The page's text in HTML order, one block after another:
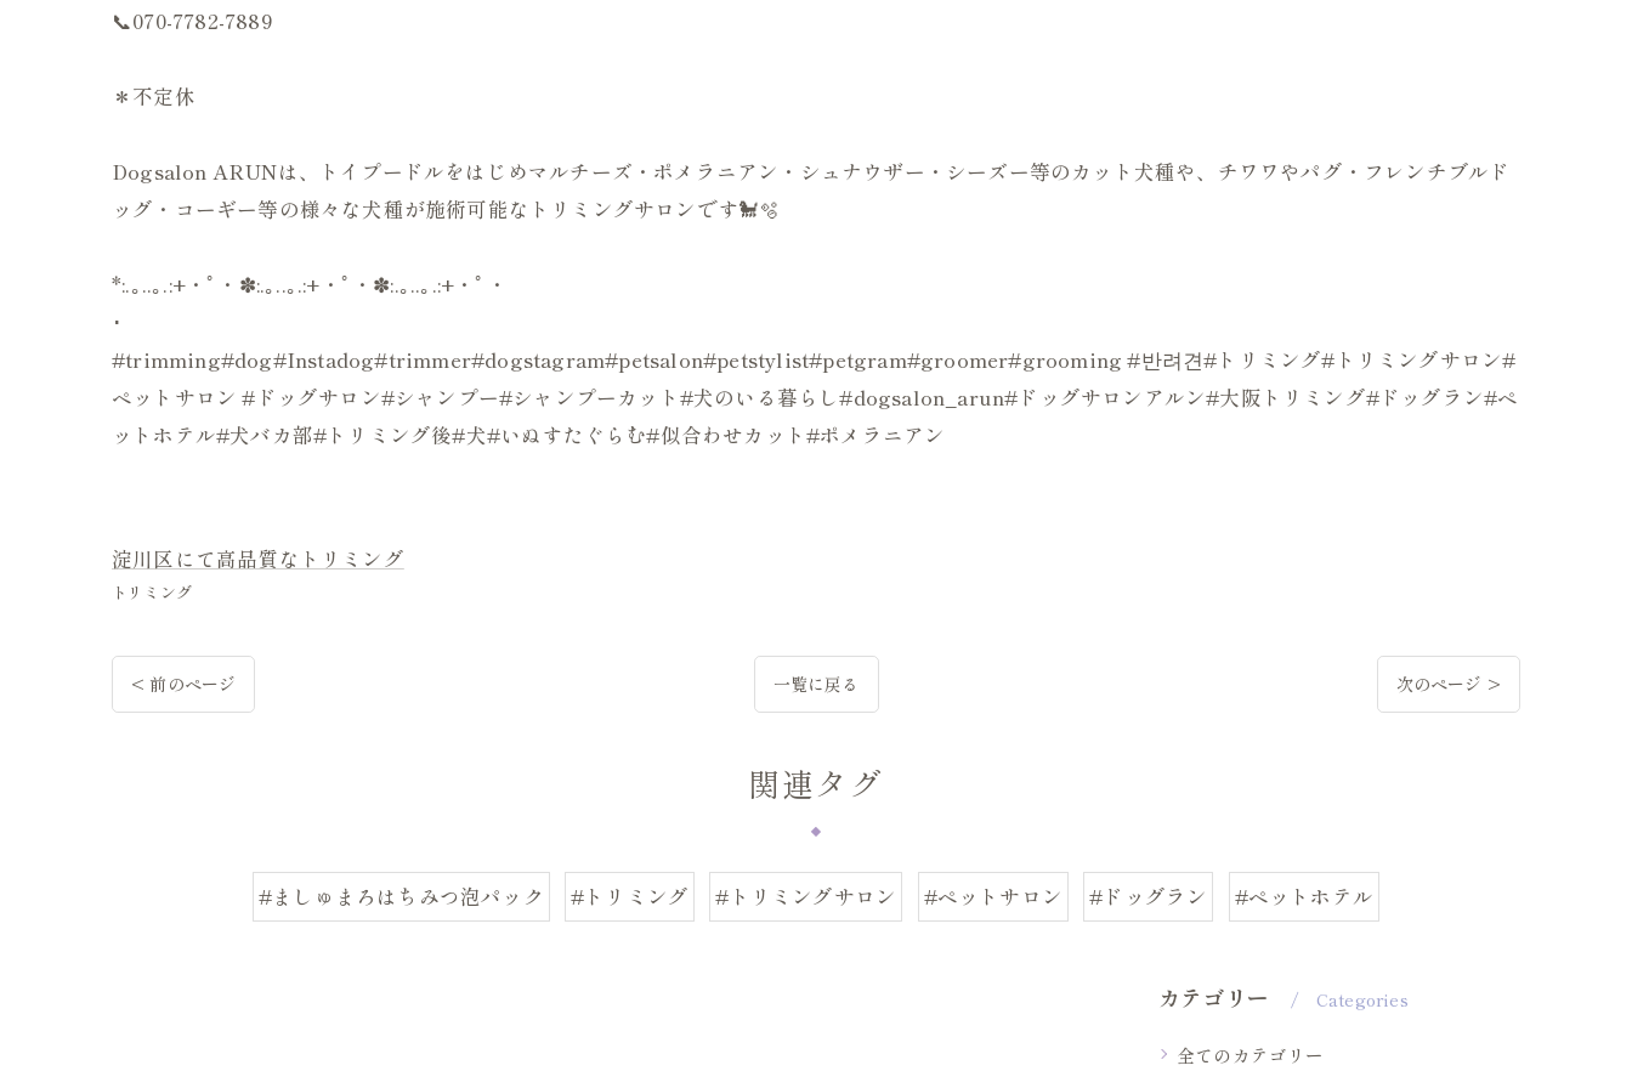
📞070-7782-7889
＊不定休
Dogsalon ARUNは、トイプードルをはじめマルチーズ・ポメラニアン・シュナウザー・シーズー等のカット犬種や、チワワやパグ・フレンチブルド
ッグ・コーギー等の様々な犬種が施術可能なトリミングサロンです🐩🫧
*:.｡..｡.:+・ﾟ・✽:.｡..｡.:+・ﾟ・✽:.｡..｡.:+・ﾟ・
･
#trimming#dog#Instadog#trimmer#dogstagram#petsalon#petstylist#petgram#groomer#grooming #반려견#トリミング#トリミングサロン#
ペットサロン #ドッグサロン#シャンプー#シャンプーカット#犬のいる暮らし#dogsalon_arun#ドッグサロンアルン#大阪トリミング#ドッグラン#ペ
ットホテル#犬バカ部#トリミング後#犬#いぬすたぐらむ#似合わせカット#ポメラニアン
淀川区にて高品質なトリミング
トリミング
< 前のページ 一覧に戻る 次のページ >
関連タグ
#ましゅまろはちみつ泡パック #トリミング #トリミングサロン #ペットサロン #ドッグラン #ペットホテル
カテゴリー Categories
全てのカテゴリー